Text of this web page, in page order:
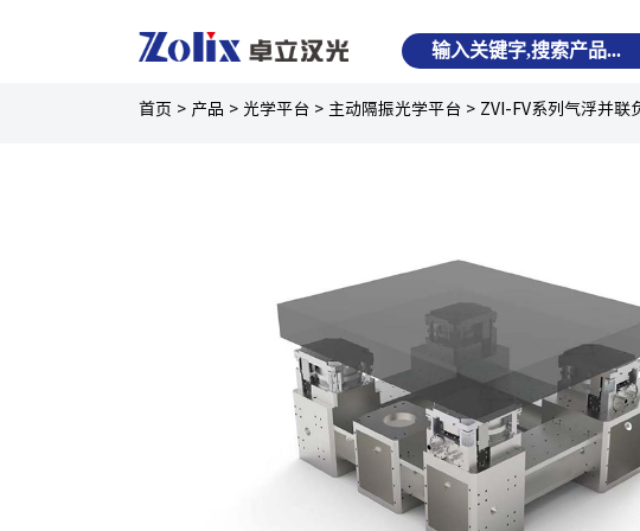
首页 > 产品 > 光学平台 > 主动隔振光学平台 > ZVI-FV系列气浮并联